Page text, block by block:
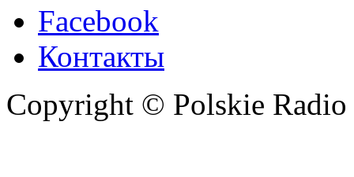
Facebook
Контакты
Copyright © Polskie